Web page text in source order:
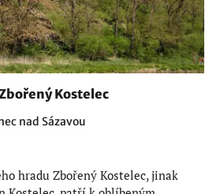
Kostelec
nad Sázavou
hradu Zbořený Kostelec, jinak